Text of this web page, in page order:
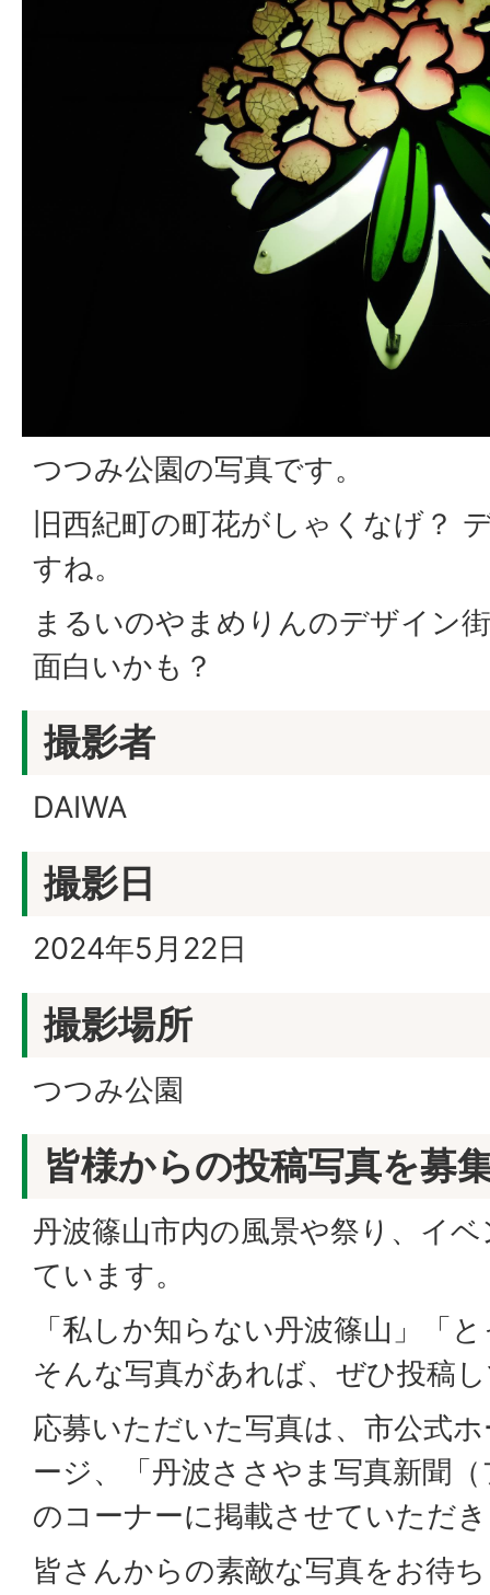
つつみ公園の写真です。
旧西紀町の町花がしゃくなげ？
すね。
まるいのやまめりんのデザイン
面白いかも？
撮影者
DAIWA
撮影日
2024年5月22日
撮影場所
つつみ公園
皆様からの投稿写真を募
丹波篠山市内の風景や祭り、イ
ています。
「私しか知らない丹波篠山」「
そんな写真があれば、ぜひ投稿
応募いただいた写真は、市公式
ージ、「丹波ささやま写真新聞
のコーナーに掲載させていただ
皆さんからの素敵な写真をお待